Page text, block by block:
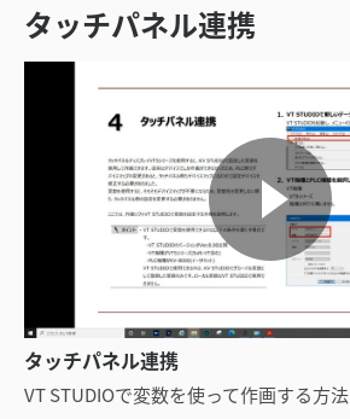
タッチパネル連携
タッチパネル連携
VT STUDIOで変数を使って作画する方法